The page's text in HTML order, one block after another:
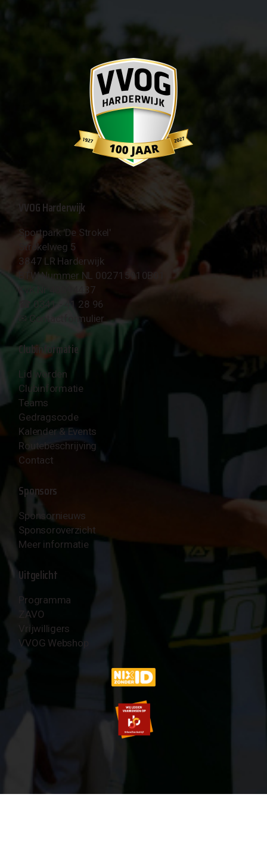
VVOG Harderwijk
Sportpark 'De Strokel'
Strokelweg 5
3847 LR Harderwijk
BTW Nummer NL 002715910B01
KvK Nr 40094437
☎︎ 0341 - 41 28 96
✉︎ Contactformulier
Clubinformatie
Lid worden
Clubinformatie
Teams
Gedragscode
Kalender & Events
Routebeschrijving
Contact
Sponsors
Sponsornieuws
Sponsoroverzicht
Meer informatie
Uitgelicht
Programma
ZAVO
Vrijwilligers
VVOG Webshop